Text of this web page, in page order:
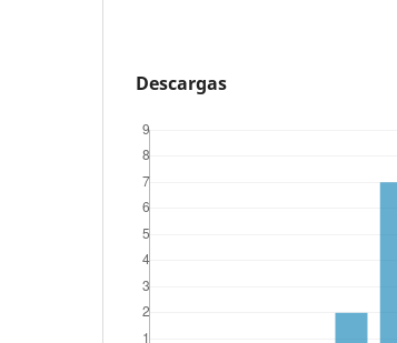
Descargas